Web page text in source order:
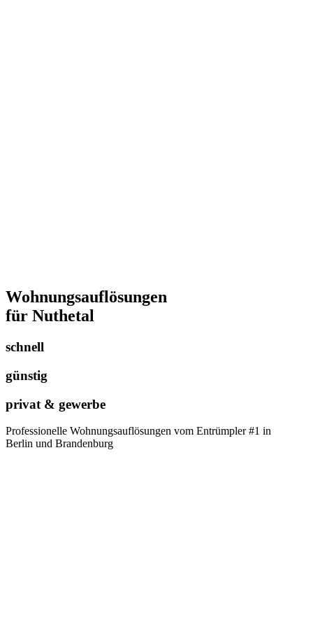
Wohnungsauflösungen
für Nuthetal
schnell
günstig
privat & gewerbe
Professionelle Wohnungsauflösungen vom Entrümpler #1 in
Berlin und Brandenburg